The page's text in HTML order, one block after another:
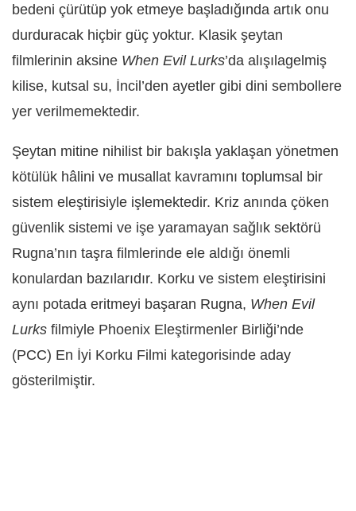
bedeni çürütüp yok etmeye başladığında artık onu
durduracak hiçbir güç yoktur. Klasik şeytan
filmlerinin aksine When Evil Lurks’da alışılagelmiş
kilise, kutsal su, İncil’den ayetler gibi dini sembollere
yer verilmemektedir.
Şeytan mitine nihilist bir bakışla yaklaşan yönetmen
kötülük hâlini ve musallat kavramını toplumsal bir
sistem eleştirisiyle işlemektedir. Kriz anında çöken
güvenlik sistemi ve işe yaramayan sağlık sektörü
Rugna’nın taşra filmlerinde ele aldığı önemli
konulardan bazılarıdır. Korku ve sistem eleştirisini
aynı potada eritmeyi başaran Rugna, When Evil
Lurks filmiyle Phoenix Eleştirmenler Birliği’nde
(PCC) En İyi Korku Filmi kategorisinde aday
gösterilmiştir.